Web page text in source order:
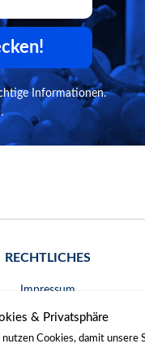
Informationen.
RECHTLICHES
Impressum
AGB
& Privatsphäre
Cookies, damit unsere